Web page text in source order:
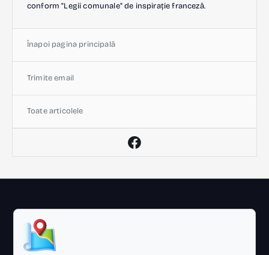
conform "Legii comunale" de inspirație franceză.
Înapoi pagina principală
Trimite email
Toate articolele